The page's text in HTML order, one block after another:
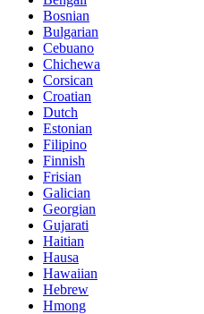
Bosnian
Bulgarian
Cebuano
Chichewa
Corsican
Croatian
Dutch
Estonian
Filipino
Finnish
Frisian
Galician
Georgian
Gujarati
Haitian
Hausa
Hawaiian
Hebrew
Hmong